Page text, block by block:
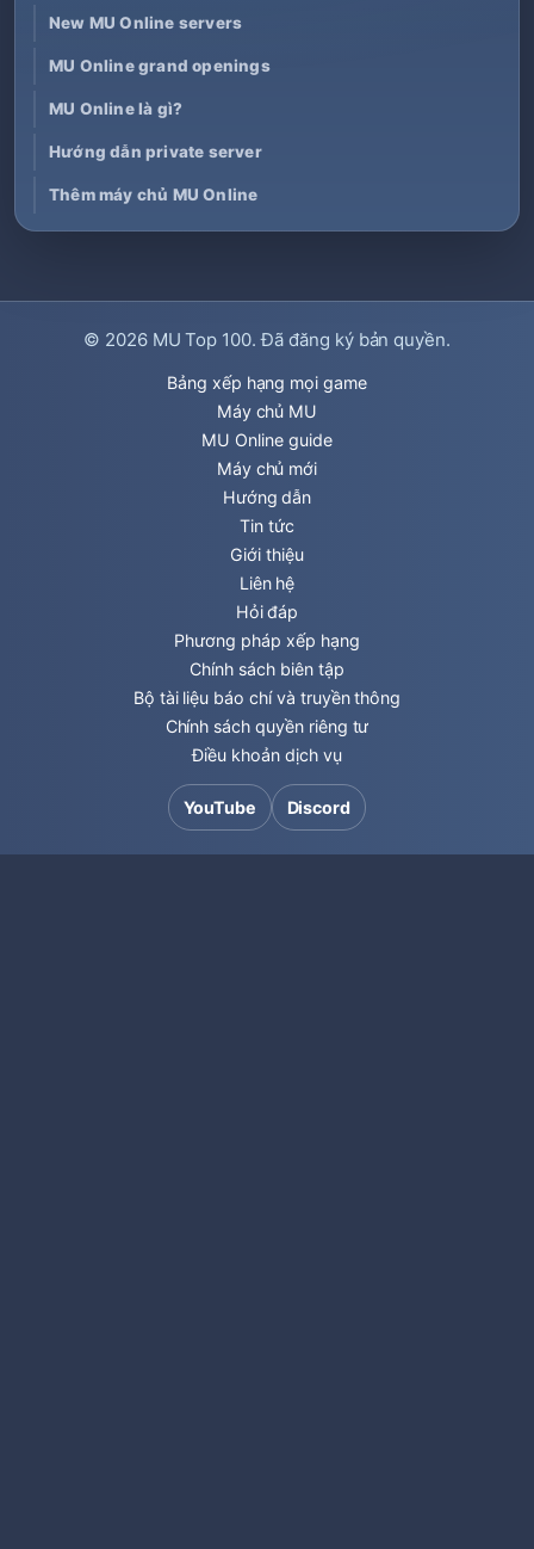
New MU Online servers
MU Online grand openings
MU Online là gì?
Hướng dẫn private server
Thêm máy chủ MU Online
© 2026 MU Top 100. Đã đăng ký bản quyền.
Bảng xếp hạng mọi game
Máy chủ MU
MU Online guide
Máy chủ mới
Hướng dẫn
Tin tức
Giới thiệu
Liên hệ
Hỏi đáp
Phương pháp xếp hạng
Chính sách biên tập
Bộ tài liệu báo chí và truyền thông
Chính sách quyền riêng tư
Điều khoản dịch vụ
YouTube Discord